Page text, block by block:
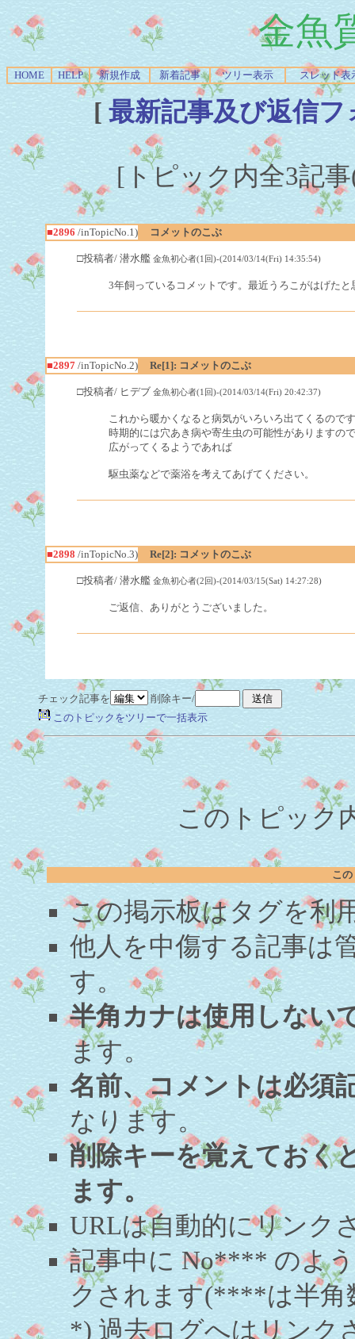
金魚
HOME HELP 新規作成 新着記事 ツリー表示 スレッド表
[ 最新記事及び返信
[トピック内全3記
■2896 /inTopicNo.1) コメットのこぶ
□投稿者/ 潜水艦 金魚初心者(1回)-(2014/03/14(Fri) 14:35:54)
3年飼っているコメットです。最近うろこがはげた
■2897/inTopicNo.2) Re[1]: コメットのこぶ
□投稿者/ ヒデブ 金魚初心者(1回)-(2014/03/14(Fri) 20:42:37)
これから暖かくなると病気がいろいろ出てくるので
時期的には穴あき病や寄生虫の可能性がありますので
広がってくるようであれば
駆虫薬などで薬浴を考えてあげてください。
■2898 /inTopicNo.3) Re[2]: コメットのこぶ
□投稿者/ 潜水艦 金魚初心者(2回)-(2014/03/15(Sat) 14:27:28)
ご返信、ありがとうございました。
チェック記事を
削除キー/
このトピックをツリーで一括表示
このトピック
こ
この掲示板はタグを利
他人を中傷する記事は
す。
半角カナは使用しない
ます。
名前、コメントは必須
なります。
削除キーを覚えておく
ます。
URLは自動的にリンク
記事中に No**** のよ
クされます(****は半角
*) 過去ログへはリンク